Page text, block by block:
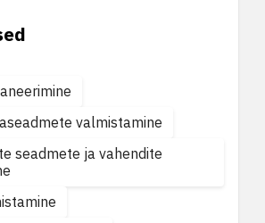
valmistamine
seadmete ja vahendite